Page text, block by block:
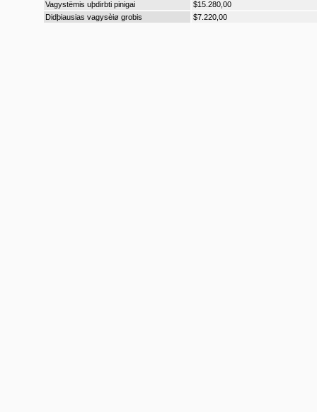
Vagystëmis uþdirbti pinigai
$15.280,00
Didþiausias vagysèiø grobis
$7.220,00